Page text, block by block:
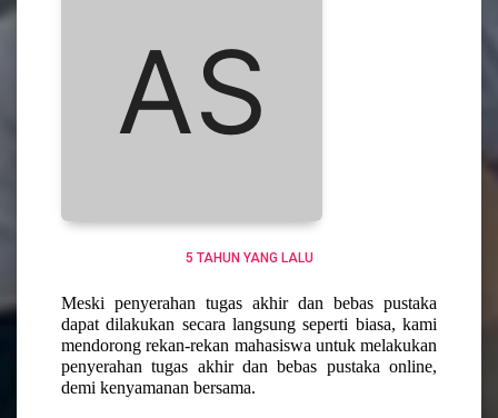
5 TAHUN YANG LALU
Meski penyerahan tugas akhir dan bebas pustaka
dapat dilakukan secara langsung seperti biasa, kami
mendorong rekan-rekan mahasiswa untuk melakukan
penyerahan tugas akhir dan bebas pustaka online,
demi kenyamanan bersama.